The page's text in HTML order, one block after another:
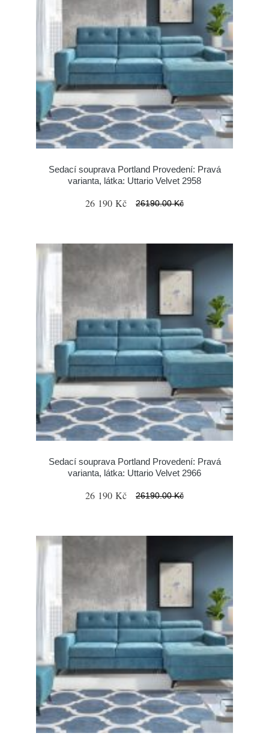
Sedací souprava Portland Provedení: Pravá
varianta, látka: Uttario Velvet 2958
26 190 Kč 26190.00 Kč
Sedací souprava Portland Provedení: Pravá
varianta, látka: Uttario Velvet 2966
26 190 Kč 26190.00 Kč